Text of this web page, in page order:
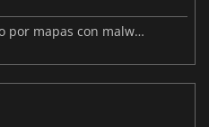
Meccha Chameleon afectado por mapas con malware y Discord